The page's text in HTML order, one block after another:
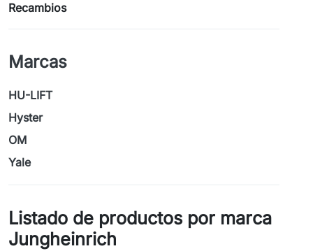
Recambios
Marcas
HU-LIFT
Hyster
OM
Yale
Listado de productos por marca
Jungheinrich